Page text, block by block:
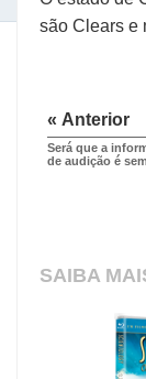
são Clears e
« Anterior
Será que a
de audição é
SAIBA